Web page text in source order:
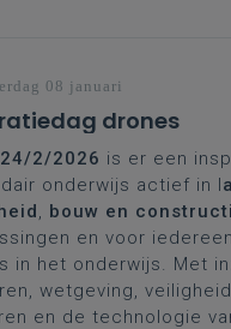
08 januari
drones
2/2026 is er een
onderwijs actief in l
, bouw en
en voor
in het onderwijs. Met
wetgeving,
en de technologie